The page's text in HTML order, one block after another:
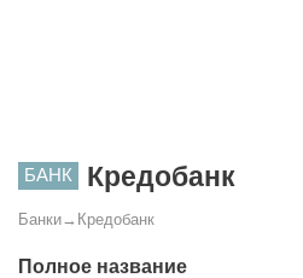
БАНК Кредобанк
Банки→ Кредобанк
Полное название